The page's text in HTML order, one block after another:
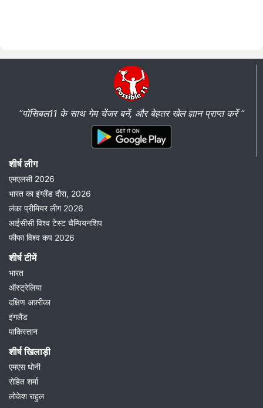
“पॉसिबल11 के साथ गेम चेंजर बनें, और बेहतर खेल ज्ञान प्राप्त करें ”
शीर्ष लीग
एमएलसी 2026
भारत का इंग्लैंड दौरा, 2026
लंका प्रीमियर लीग 2026
आईसीसी विश्व टेस्ट चैम्पियनशिप
फीफा विश्व कप 2026
शीर्ष टीमें
भारत
ऑस्ट्रेलिया
दक्षिण अफ़्रीका
इंगलैंड
पाकिस्तान
शीर्ष खिलाड़ी
एमएस धोनी
रोहित शर्मा
लोकेश राहुल